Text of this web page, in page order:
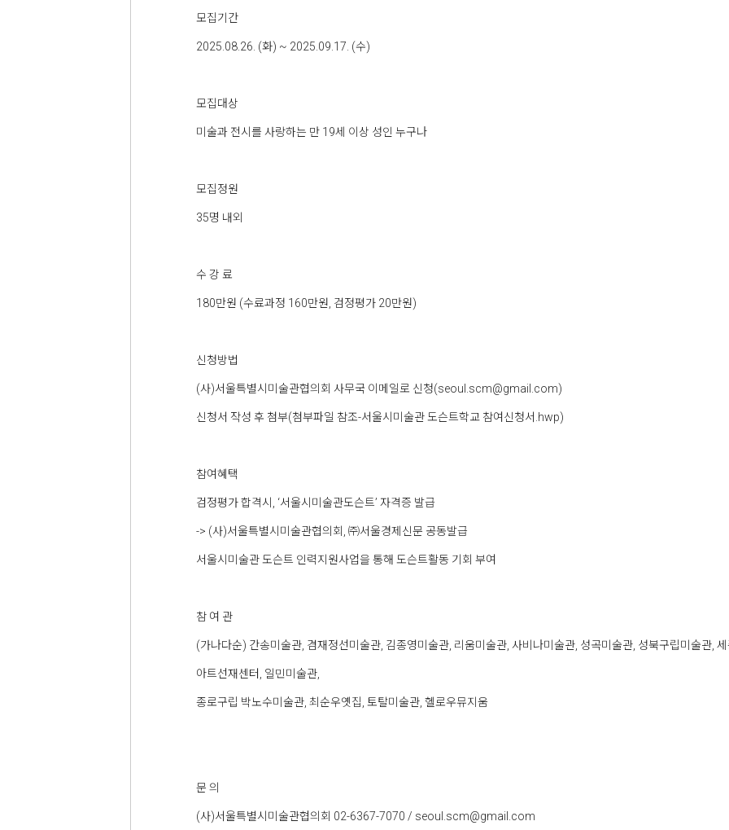
모집기간
2025.08.26. (화) ~ 2025.09.17. (수)
모집대상
미술과 전시를 사랑하는 만 19세 이상 성인 누구나
모집정원
35명 내외
수 강 료
180만원 (수료과정 160만원, 검정평가 20만원)
신청방법
(사)서울특별시미술관협의회 사무국 이메일로 신청(seoul.scm@gmail.com)
신청서 작성 후 첨부(첨부파일 참조-서울시미술관 도슨트학교 참여신청서.hwp)
참여혜택
검정평가 합격시, ‘서울시미술관도슨트’ 자격증 발급
-> (사)서울특별시미술관협의회, ㈜서울경제신문 공동발급
서울시미술관 도슨트 인력지원사업을 통해 도슨트활동 기회 부여
참 여 관
(가나다순) 간송미술관, 겸재정선미술관, 김종영미술관, 리움미술관, 사비나미술관, 성곡미술관, 성북구립미술관,
아트선재센터, 일민미술관,
종로구립 박노수미술관, 최순우옛집, 토탈미술관, 헬로우뮤지움
문 의
(사)서울특별시미술관협의회 02-6367-7070 / seoul.scm@gmail.com